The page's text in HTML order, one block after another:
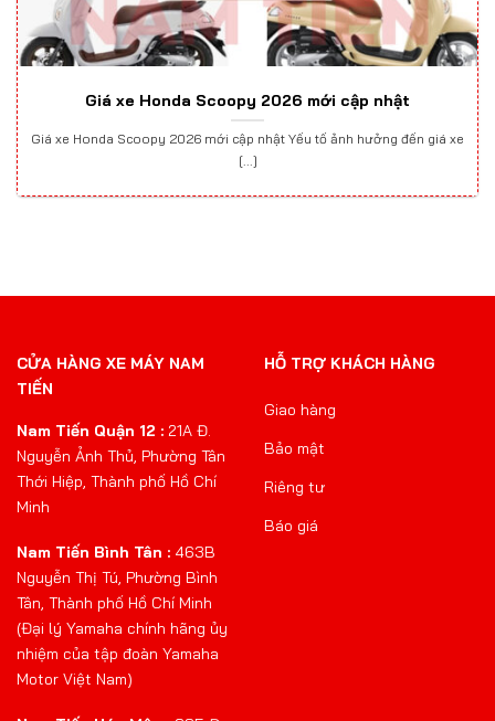
Giá xe Honda Scoopy 2026 mới cập nhật
Giá xe Honda Scoopy 2026 mới cập nhật Yếu tố ảnh hưởng đến giá xe
[...]
CỬA HÀNG XE MÁY NAM
TIẾN
Nam Tiến Quận 12 : 21A Đ.
Nguyễn Ảnh Thủ, Phường Tân
Thới Hiệp, Thành phố Hồ Chí
Minh
Nam Tiến Bình Tân : 463B
Nguyễn Thị Tú, Phường Bình
Tân, Thành phố Hồ Chí Minh
(Đại lý Yamaha chính hãng ủy
nhiệm của tập đoàn Yamaha
Motor Việt Nam)
HỖ TRỢ KHÁCH HÀNG
Giao hàng
Bảo mật
Riêng tư
Báo giá